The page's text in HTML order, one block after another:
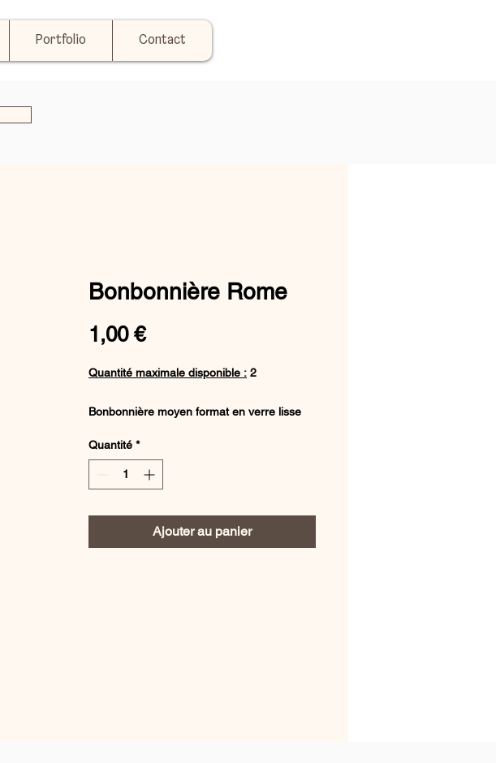
Portfolio Contact
Bonbonnière Rome
1,00 €Prix
Quantité maximale disponible : 2
Bonbonnière moyen format en verre lisse
Fournis sans bonbons.
Quantité *
Ajouter au panier